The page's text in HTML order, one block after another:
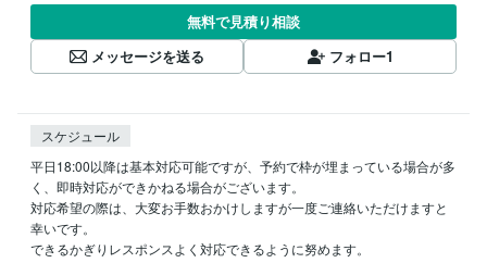
無料で見積り相談
メッセージを送る
フォロー1
スケジュール
平日18:00以降は基本対応可能ですが、予約で枠が埋まっている場合が多
く、即時対応ができかねる場合がございます。
対応希望の際は、大変お手数おかけしますが一度ご連絡いただけますと
幸いです。
できるかぎりレスポンスよく対応できるように努めます。